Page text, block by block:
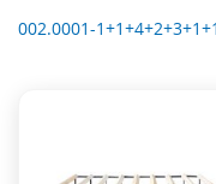
002.0001-1+1+4+2+3+1+1